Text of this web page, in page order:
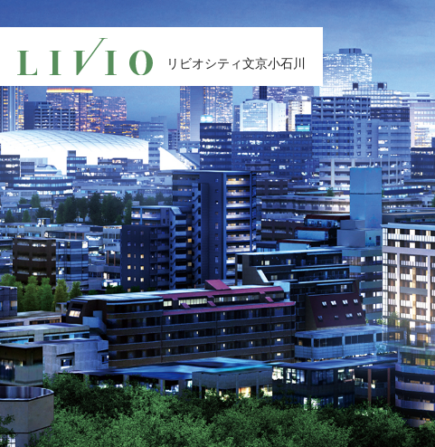
リビオシティ 文京小石川
リビオシティ 文京小石川
POINT1
資産性
POINT3
サービス
POINT5
設備仕様